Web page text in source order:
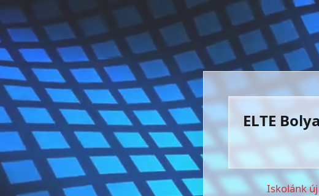
ELTE
Iskolánk